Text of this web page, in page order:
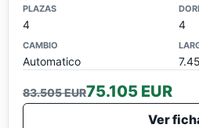
PLAZAS
4 4
CAMBIO
Automatico
83.505 EUR75.105 EUR
Ver